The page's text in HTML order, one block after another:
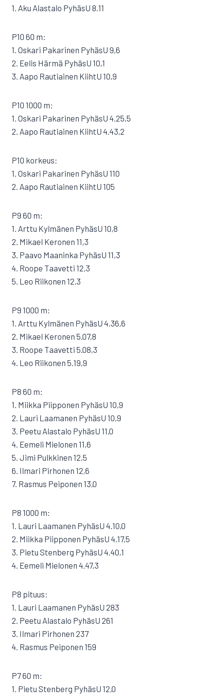
1. Aku Alastalo PyhäsU 8.11
P10 60 m:
1. Oskari Pakarinen PyhäsU 9,6
2. Eelis Härmä PyhäsU 10,1
3. Aapo Rautiainen KiihtU 10,9
P10 1000 m:
1. Oskari Pakarinen PyhäsU 4.25,5
2. Aapo Rautiainen KiihtU 4.43,2
P10 korkeus:
1. Oskari Pakarinen PyhäsU 110
2. Aapo Rautiainen KiihtU 105
P9 60 m:
1. Arttu Kylmänen PyhäsU 10,8
2. Mikael Keronen 11,3
3. Paavo Maaninka PyhäsU 11,3
4. Roope Taavetti 12,3
5. Leo Riikonen 12,3
P9 1000 m:
1. Arttu Kylmänen PyhäsU 4.36,6
2. Mikael Keronen 5.07,8
3. Roope Taavetti 5.08,3
4. Leo Riikonen 5.19,9
P8 60 m:
1. Miikka Piipponen PyhäsU 10,9
2. Lauri Laamanen PyhäsU 10,9
3. Peetu Alastalo PyhäsU 11,0
4. Eemeli Mielonen 11,6
5. Jimi Pulkkinen 12,5
6. Ilmari Pirhonen 12,6
7. Rasmus Peiponen 13,0
P8 1000 m:
1. Lauri Laamanen PyhäsU 4.10,0
2. Miikka Piipponen PyhäsU 4.17,5
3. Pietu Stenberg PyhäsU 4.40,1
4. Eemeli Mielonen 4.47,3
P8 pituus:
1. Lauri Laamanen PyhäsU 283
2. Peetu Alastalo PyhäsU 261
3. Ilmari Pirhonen 237
4. Rasmus Peiponen 159
P7 60 m:
1. Pietu Stenberg PyhäsU 12,0